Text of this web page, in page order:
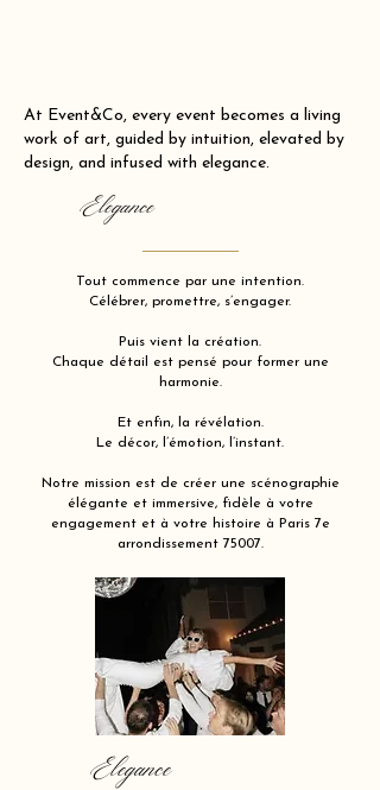
At Event&Co, every event becomes a living
work of art, guided by intuition, elevated by
design, and infused with elegance.
Elegance
Tout commence par une intention.
Célébrer, promettre, s’engager.
Puis vient la création.
Chaque détail est pensé pour former une
harmonie.
Et enfin, la révélation.
Le décor, l’émotion, l’instant.
Notre mission est de créer une scénographie
élégante et immersive, fidèle à votre
engagement et à votre histoire à Paris 7e
arrondissement 75007.
Elegance